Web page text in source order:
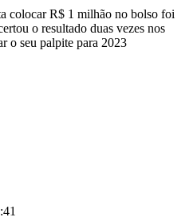
colocar R$ 1 milhão no bolso foi
o resultado duas vezes nos
o seu palpite para 2023